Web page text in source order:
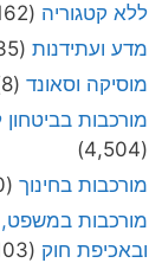
ללא קטגוריה (162)
מדע ועתידנות (135)
מוסיקה וסאונד (8)
מורכבות בביטחון
(4,504)
מורכבות בחינוך (420)
מורכבות במשפט,
ובאכיפת חוק (2,103)